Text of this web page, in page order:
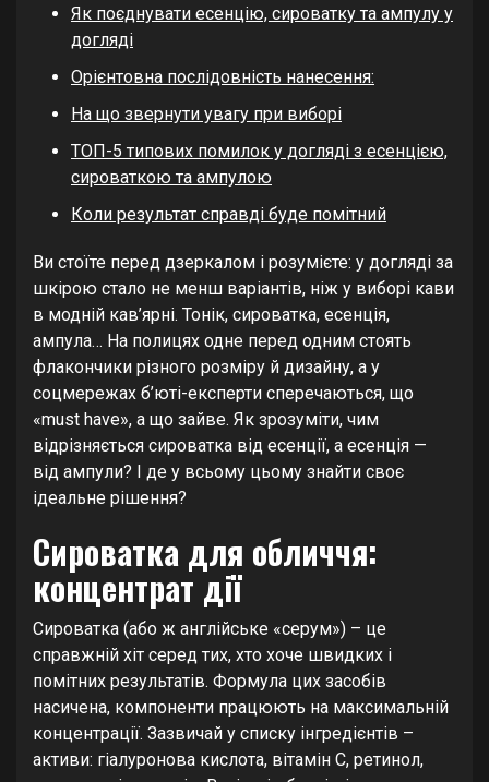
Як поєднувати есенцію, сироватку та ампулу у
догляді
Орієнтовна послідовність нанесення:
На що звернути увагу при виборі
ТОП-5 типових помилок у догляді з есенцією,
сироваткою та ампулою
Коли результат справді буде помітний
Ви стоїте перед дзеркалом і розумієте: у догляді за
шкірою стало не менш варіантів, ніж у виборі кави
в модній кав’ярні. Тонік, сироватка, есенція,
ампула… На полицях одне перед одним стоять
флакончики різного розміру й дизайну, а у
соцмережах б’юті-експерти сперечаються, що
«must have», а що зайве. Як зрозуміти, чим
відрізняється сироватка від есенції, а есенція —
від ампули? І де у всьому цьому знайти своє
ідеальне рішення?
Сироватка для обличчя:
концентрат дії
Сироватка (або ж англійське «серум») – це
справжній хіт серед тих, хто хоче швидких і
помітних результатів. Формула цих засобів
насичена, компоненти працюють на максимальній
концентрації. Зазвичай у списку інгредієнтів –
активи: гіалуронова кислота, вітамін С, ретинол,